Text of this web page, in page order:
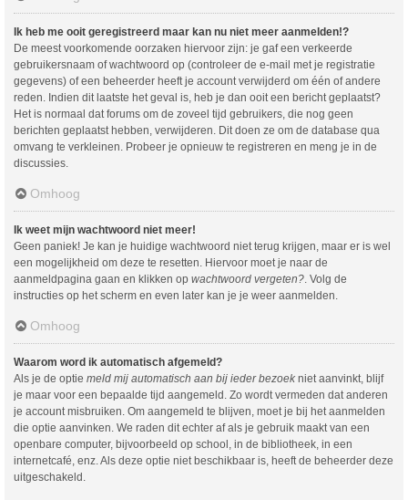
Ik heb me ooit geregistreerd maar kan nu niet meer aanmelden!?
De meest voorkomende oorzaken hiervoor zijn: je gaf een verkeerde
gebruikersnaam of wachtwoord op (controleer de e-mail met je registratie
gegevens) of een beheerder heeft je account verwijderd om één of andere
reden. Indien dit laatste het geval is, heb je dan ooit een bericht geplaatst?
Het is normaal dat forums om de zoveel tijd gebruikers, die nog geen
berichten geplaatst hebben, verwijderen. Dit doen ze om de database qua
omvang te verkleinen. Probeer je opnieuw te registreren en meng je in de
discussies.
Omhoog
Ik weet mijn wachtwoord niet meer!
Geen paniek! Je kan je huidige wachtwoord niet terug krijgen, maar er is wel
een mogelijkheid om deze te resetten. Hiervoor moet je naar de
aanmeldpagina gaan en klikken op wachtwoord vergeten? . Volg de
instructies op het scherm en even later kan je je weer aanmelden.
Omhoog
Waarom word ik automatisch afgemeld?
Als je de optie meld mij automatisch aan bij ieder bezoek niet aanvinkt, blijf
je maar voor een bepaalde tijd aangemeld. Zo wordt vermeden dat anderen
je account misbruiken. Om aangemeld te blijven, moet je bij het aanmelden
die optie aanvinken. We raden dit echter af als je gebruik maakt van een
openbare computer, bijvoorbeeld op school, in de bibliotheek, in een
internetcafé, enz. Als deze optie niet beschikbaar is, heeft de beheerder deze
uitgeschakeld.